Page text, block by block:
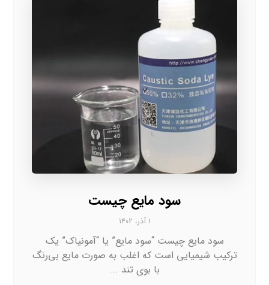
سود مایع چیست
۱ آذر، ۱۴۰۲
سود مایع چیست “سود مایع” یا “آمونیاک” یک
ترکیب شیمیایی است که اغلب به صورت مایع بی‌رنگ
با بوی تند ...